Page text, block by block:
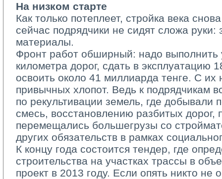
На низком старте
Как только потеплеет, стройка века
сейчас подрядчики не сидят сложа руки:
материалы.
Фронт работ обширный: надо выполнить
километра дорог, сдать в эксплуатацию
освоить около 41 миллиарда тенге. С
привычных хлопот. Ведь к подрядчикам
по рекультивации земель, где добывали
смесь, восстановлению разбитых дорог,
перемещались большегрузы со
других обязательств в рамках
К концу года состоится тендер, где
строительства на участках трассы в
проект в 2013 году. Если опять никто не